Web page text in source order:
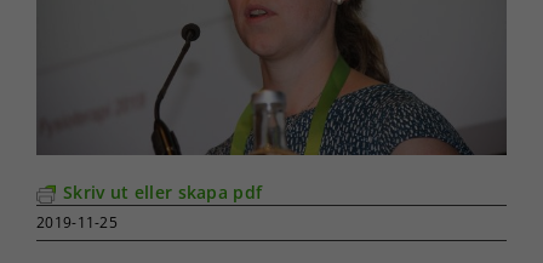
Skriv ut eller skapa pdf
2019-11-25